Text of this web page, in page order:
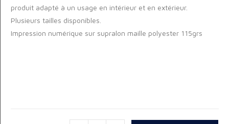
produit adapté à un usage en intérieur et en extérieur.
Plusieurs tailles disponibles.
Impression numérique sur supralon maille polyester 115grs